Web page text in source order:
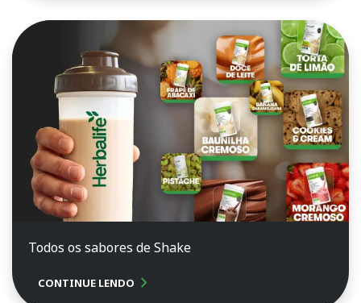
Todos os sabores de Shake
CONTINUE LENDO chevron_right